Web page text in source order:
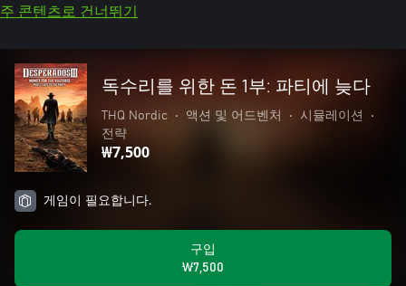
주 콘텐츠로 건너뛰기
독수리를 위한 돈 1부: 파티에 늦다
THQ Nordic • 액션 및 어드벤처 • 시뮬레이션
•
전략
₩7,500
게임이 필요합니다.
구입
₩7,500